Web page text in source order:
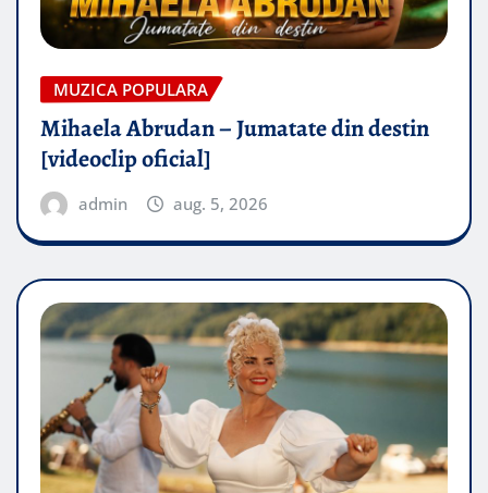
MUZICA POPULARA
Mihaela Abrudan – Jumatate din destin
[videoclip oficial]
admin aug. 5, 2026